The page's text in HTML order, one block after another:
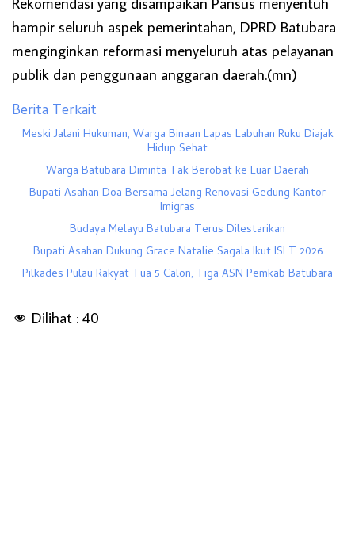
hampir seluruh aspek pemerintahan, DPRD Batubara
menginginkan reformasi menyeluruh atas pelayanan
publik dan penggunaan anggaran daerah.(mn)
Berita Terkait
Meski Jalani Hukuman, Warga Binaan Lapas Labuhan Ruku Diajak
Hidup Sehat
Warga Batubara Diminta Tak Berobat ke Luar Daerah
Bupati Asahan Doa Bersama Jelang Renovasi Gedung Kantor
Imigras
Budaya Melayu Batubara Terus Dilestarikan
Bupati Asahan Dukung Grace Natalie Sagala Ikut ISLT 2026
Pilkades Pulau Rakyat Tua 5 Calon, Tiga ASN Pemkab Batubara
Dilihat : 40